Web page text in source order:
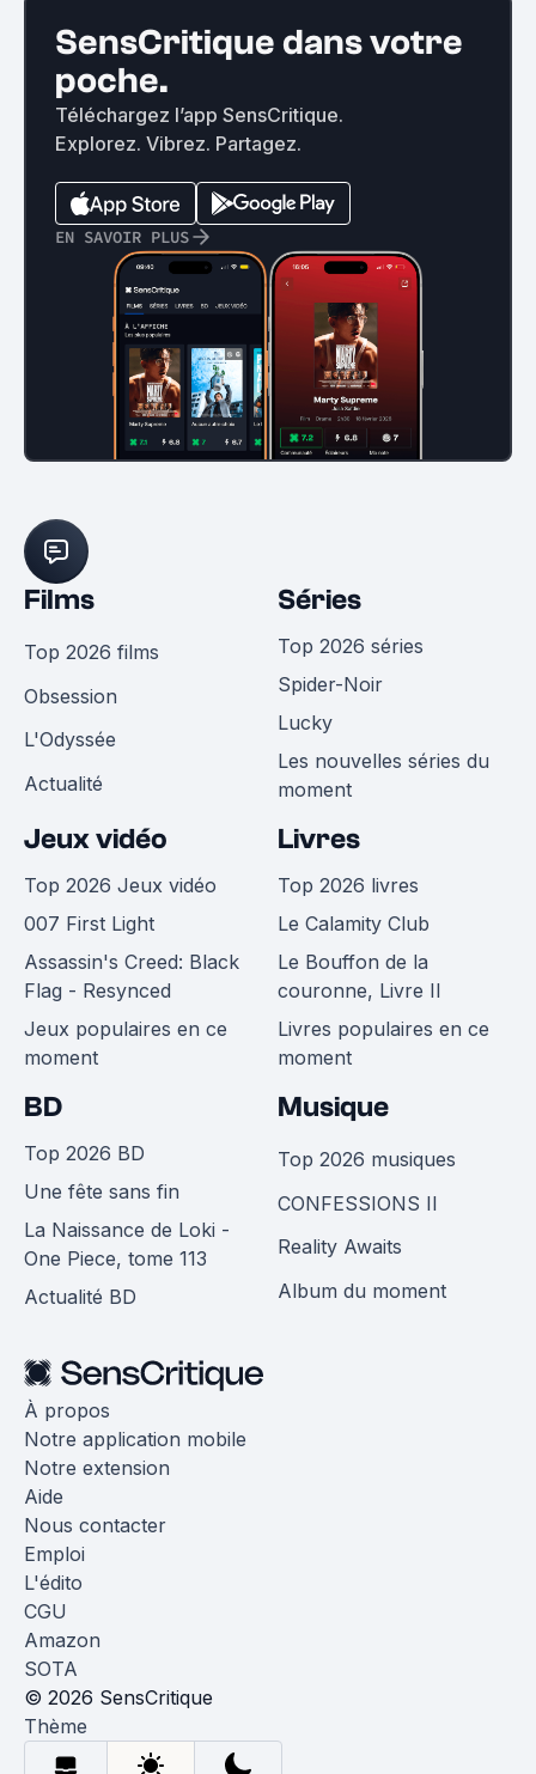
SensCritique dans votre
poche.
Téléchargez l’app SensCritique.
Explorez. Vibrez. Partagez.
EN SAVOIR PLUS
Films
Top 2026 films
Obsession
L'Odyssée
Actualité
Séries
Top 2026 séries
Spider-Noir
Lucky
Les nouvelles séries du
moment
Jeux vidéo
Top 2026 Jeux vidéo
007 First Light
Assassin's Creed: Black
Flag - Resynced
Jeux populaires en ce
moment
Livres
Top 2026 livres
Le Calamity Club
Le Bouffon de la
couronne, Livre II
Livres populaires en ce
moment
BD
Top 2026 BD
Une fête sans fin
La Naissance de Loki -
One Piece, tome 113
Actualité BD
Musique
Top 2026 musiques
CONFESSIONS II
Reality Awaits
Album du moment
À propos
Notre application mobile
Notre extension
Aide
Nous contacter
Emploi
L'édito
CGU
Amazon
SOTA
© 2026 SensCritique
Thème